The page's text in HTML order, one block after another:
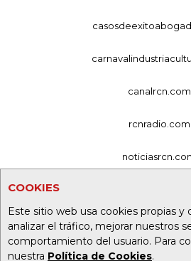
COOKIES
Este sitio web usa cookies propias y
analizar el tráfico, mejorar nuestros
comportamiento del usuario. Para
nuestra Política de Cookies.
canalrcn.com
rcnradio.com
alerta.com.co